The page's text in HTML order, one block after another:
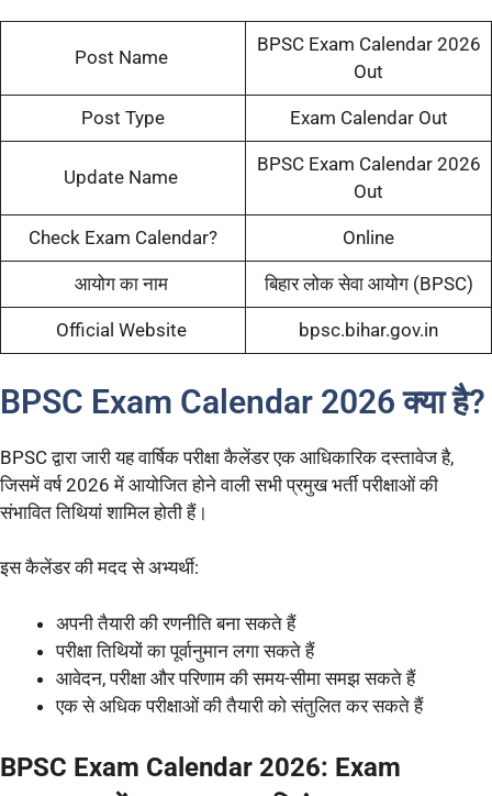
Post Name
BPSC Exam Calendar 2026
Out
Post Type Exam Calendar Out
Update Name
BPSC Exam Calendar 2026
Out
Check Exam Calendar? Online
आयोग का नाम बिहार लोक सेवा आयोग (BPSC)
Official Website bpsc.bihar.gov.in
BPSC Exam Calendar 2026 क्या है?
BPSC द्वारा जारी यह वार्षिक परीक्षा कैलेंडर एक आधिकारिक दस्तावेज है,
जिसमें वर्ष 2026 में आयोजित होने वाली सभी प्रमुख भर्ती परीक्षाओं की
संभावित तिथियां शामिल होती हैं।
इस कैलेंडर की मदद से अभ्यर्थी:
अपनी तैयारी की रणनीति बना सकते हैं
परीक्षा तिथियों का पूर्वानुमान लगा सकते हैं
आवेदन, परीक्षा और परिणाम की समय-सीमा समझ सकते हैं
एक से अधिक परीक्षाओं की तैयारी को संतुलित कर सकते हैं
BPSC Exam Calendar 2026: Exam